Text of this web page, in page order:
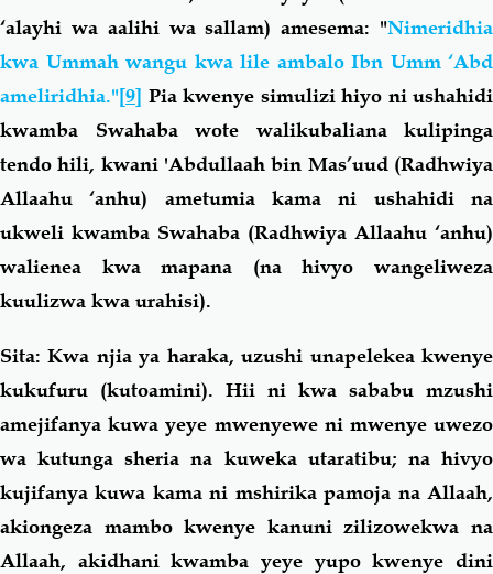
‘alayhi wa aalihi wa sallam) amesema: "Nimeridhia
kwa Ummah wangu kwa lile ambalo Ibn Umm ‘Abd
ameliridhia."[9] Pia kwenye simulizi hiyo ni ushahidi
kwamba Swahaba wote walikubaliana kulipinga
tendo hili, kwani 'Abdullaah bin Mas’uud (Radhwiya
Allaahu ‘anhu) ametumia kama ni ushahidi na
ukweli kwamba Swahaba (Radhwiya Allaahu ‘anhu)
walienea kwa mapana (na hivyo wangeliweza
kuulizwa kwa urahisi).
Sita: Kwa njia ya haraka, uzushi unapelekea kwenye
kukufuru (kutoamini). Hii ni kwa sababu mzushi
amejifanya kuwa yeye mwenyewe ni mwenye uwezo
wa kutunga sheria na kuweka utaratibu; na hivyo
kujifanya kuwa kama ni mshirika pamoja na Allaah,
akiongeza mambo kwenye kanuni zilizowekwa na
Allaah, akidhani kwamba yeye yupo kwenye dini